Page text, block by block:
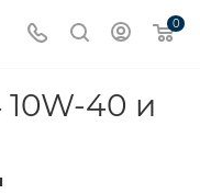
0
40 и